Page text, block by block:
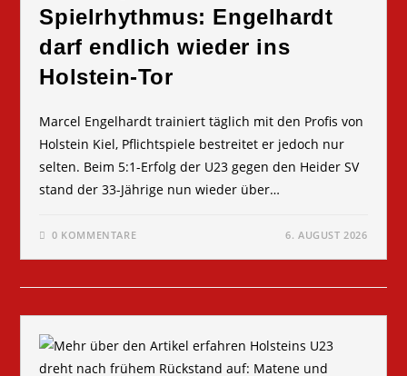
Spielrhythmus: Engelhardt
darf endlich wieder ins
Holstein-Tor
Marcel Engelhardt trainiert täglich mit den Profis von
Holstein Kiel, Pflichtspiele bestreitet er jedoch nur
selten. Beim 5:1-Erfolg der U23 gegen den Heider SV
stand der 33-Jährige nun wieder über…
0 KOMMENTARE 6. AUGUST 2026